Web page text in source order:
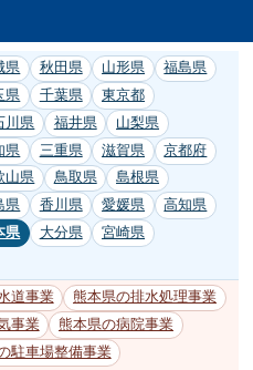
県 秋田県 山形県
福島県
県 千葉県
東京都
川県 福井県
山梨県
県 三重県 滋賀県
京都府
山県 鳥取県
島根県
県 香川県 愛媛県
高知県
県 大分県
宮崎県
道事業
熊本県の排水処理事業
事業
熊本県の病院事業
駐車場整備事業